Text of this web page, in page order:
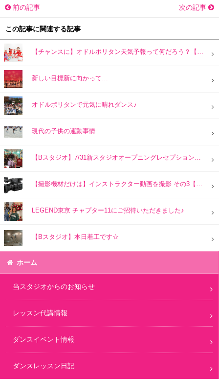
前の記事 次の記事
この記事に関連する記事
【チャンスに】オドルポリタン天気予報って何だろう？【万全の準備】
新しい目標新に向かって…
オドルポリタンで元気に晴れダンス♪
現代の子供の運動事情
【Bスタジオ】7/31新スタジオオープニングレセプションパーティーの様子
【撮影機材だけは】インストラクター動画を撮影 その3【S級品】
LEGEND東京 チャプター11にご招待いただきました♪
【Bスタジオ】本日着工です☆
ホーム
当スタジオからのお知らせ
レッスン代講情報
ダンスイベント情報
ダンスレッスン日記